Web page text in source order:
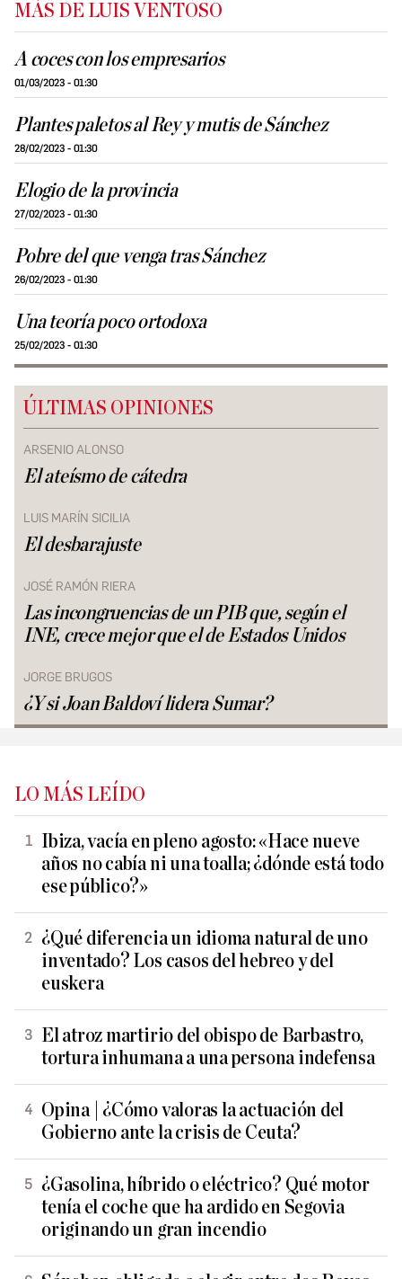
MÁS DE LUIS VENTOSO
A coces con los empresarios
01/03/2023 - 01:30
Plantes paletos al Rey y mutis de Sánchez
28/02/2023 - 01:30
Elogio de la provincia
27/02/2023 - 01:30
Pobre del que venga tras Sánchez
26/02/2023 - 01:30
Una teoría poco ortodoxa
25/02/2023 - 01:30
ÚLTIMAS OPINIONES
ARSENIO ALONSO
El ateísmo de cátedra
LUIS MARÍN SICILIA
El desbarajuste
JOSÉ RAMÓN RIERA
Las incongruencias de un PIB que, según el
INE, crece mejor que el de Estados Unidos
JORGE BRUGOS
¿Y si Joan Baldoví lidera Sumar?
LO MÁS LEÍDO
Ibiza, vacía en pleno agosto: «Hace nueve
años no cabía ni una toalla; ¿dónde está todo
ese público?»
¿Qué diferencia un idioma natural de uno
inventado? Los casos del hebreo y del
euskera
El atroz martirio del obispo de Barbastro,
tortura inhumana a una persona indefensa
Opina | ¿Cómo valoras la actuación del
Gobierno ante la crisis de Ceuta?
¿Gasolina, híbrido o eléctrico? Qué motor
tenía el coche que ha ardido en Segovia
originando un gran incendio